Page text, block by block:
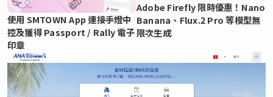
使用 SMTOWN App 連接手燈中
控及獲得 Passport / Rally 電子
印章
Adobe Firefly 限時優惠！Nano
Banana、Flux.2 Pro 等模型無
限次生成